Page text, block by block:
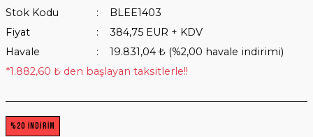
Stok Kodu
BLEE1403
Fiyat
384,75 EUR + KDV
Havale
19.831,04 ₺ (%2,00 havale indirimi)
*1.882,60 ₺ den başlayan taksitlerle!!
%20 İNDİRİM